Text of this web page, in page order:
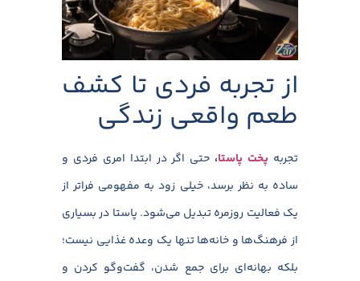
از تجربه فردی تا کشف
طعم واقعی زندگی
تجربه پخت پاستا، حتی اگر در ابتدا امری فردی و
ساده به نظر برسد، خیلی زود به مفهومی فراتر از
یک فعالیت روزمره تبدیل می‌شود. پاستا در بسیاری
از فرهنگ‌ها و خانه‌ها تنها یک وعده غذایی نیست؛
بلکه بهانه‌ای برای جمع شدن، گفت‌وگو کردن و